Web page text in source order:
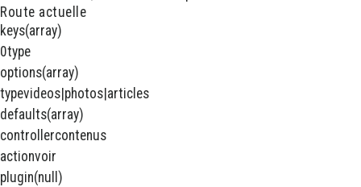
Route actuelle
keys(array)
0type
options(array)
typevideos|photos|articles
defaults(array)
controllercontenus
actionvoir
plugin(null)